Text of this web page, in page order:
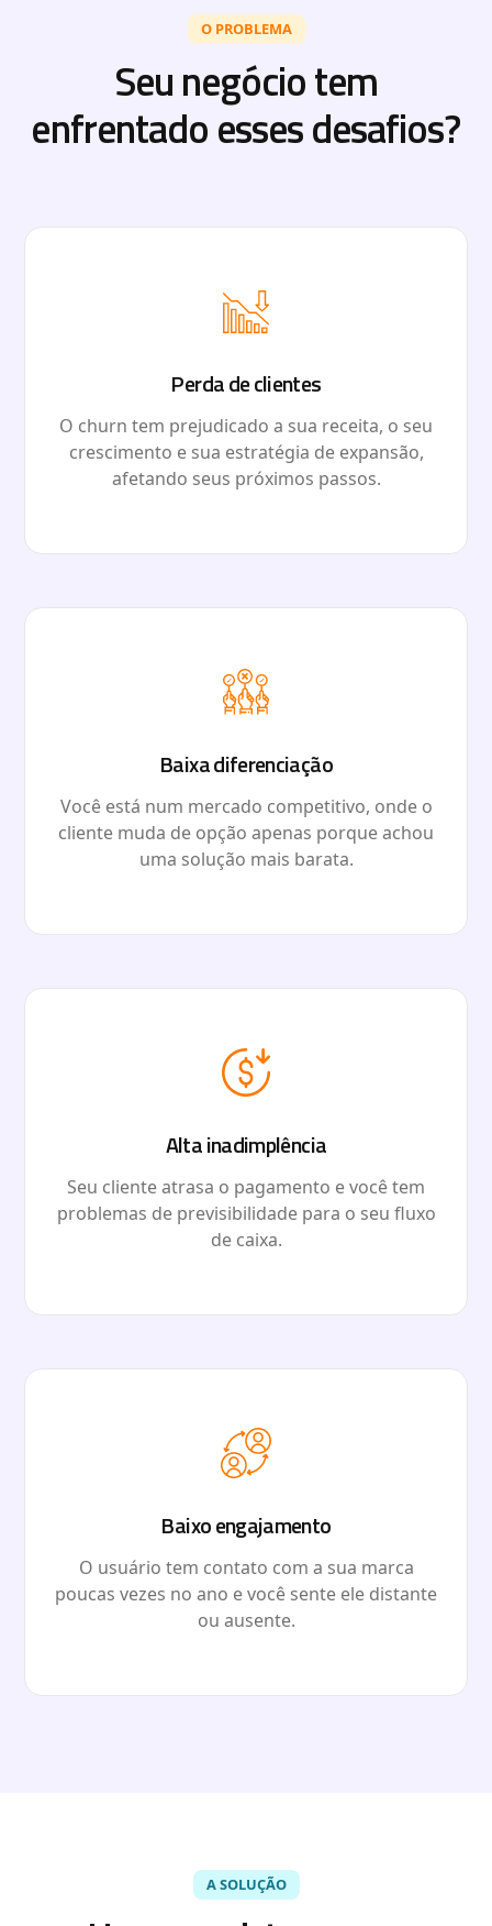
O PROBLEMA
Seu negócio tem
enfrentado esses desafios?
Perda de clientes
O churn tem prejudicado a sua receita, o seu
crescimento e sua estratégia de expansão,
afetando seus próximos passos.
Baixa diferenciação
Você está num mercado competitivo, onde o
cliente muda de opção apenas porque achou
uma solução mais barata.
Alta inadimplência
Seu cliente atrasa o pagamento e você tem
problemas de previsibilidade para o seu fluxo
de caixa.
Baixo engajamento
O usuário tem contato com a sua marca
poucas vezes no ano e você sente ele distante
ou ausente.
A SOLUÇÃO